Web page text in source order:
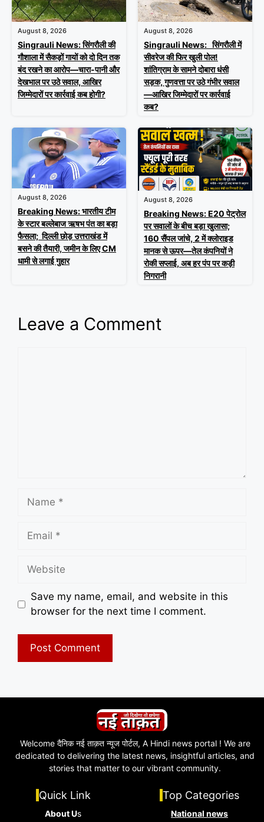
August 8, 2026
Singrauli News: सिंगरौली की
गौशाला में सैकड़ों गायों को दो दिन तक
बंद रखने का आरोप—चारा-पानी और
देखभाल पर उठे सवाल, आखिर
जिम्मेदारों पर कार्रवाई कब होगी?
August 8, 2026
Singrauli News: सिंगरौली में
सीवरेज की फिर खुली पोल!
शांतिग्राम के सामने दोबारा धंसी
सड़क, गुणवत्ता पर उठे गंभीर सवाल
—आखिर जिम्मेदारों पर कार्रवाई
कब?
August 8, 2026
Breaking News: भारतीय टीम
के स्टार बल्लेबाज ऋषभ पंत का बड़ा
फैसला; दिल्ली छोड़ उत्तराखंड में
बसने की तैयारी, जमीन के लिए CM
धामी से लगाई गुहार
August 8, 2026
Breaking News: E20 पेट्रोल
पर सवालों के बीच बड़ा खुलासा;
160 सैंपल जांचे, 2 में क्लोराइड
मानक से ऊपर—तेल कंपनियों ने
रोकी सप्लाई, अब हर पंप पर कड़ी
निगरानी
Leave a Comment
Name
Email
Website
Save my name, email, and website in this
browser for the next time I comment.
Welcome दैनिक नई ताक़त न्यूज पोर्टल, A Hindi news portal ! We are
dedicated to delivering the latest news, insightful articles, and
stories that matter to our vibrant community.
Quick Link
About Us
Top Categories
National news